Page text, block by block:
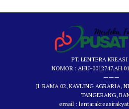
PT. LENTERA
NOMOR : AHU-
———
Jl. RAMA 02, KAVLING AGRARIA,
TANGERANG,
email :